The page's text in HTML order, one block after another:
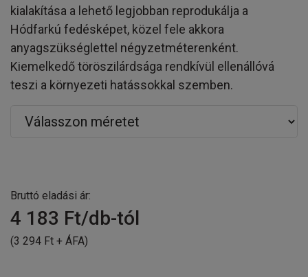
kialakítása a lehető legjobban reprodukálja a
Hódfarkú fedésképet, közel fele akkora
anyagszükséglettel négyzetméterenként.
Kiemelkedő töröszilárdsága rendkívül ellenállóvá
teszi a környezeti hatássokkal szemben.
Bruttó eladási ár:
4 183 Ft/db-tól
(3 294 Ft + ÁFA)